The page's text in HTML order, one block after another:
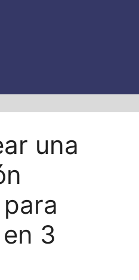
una
3